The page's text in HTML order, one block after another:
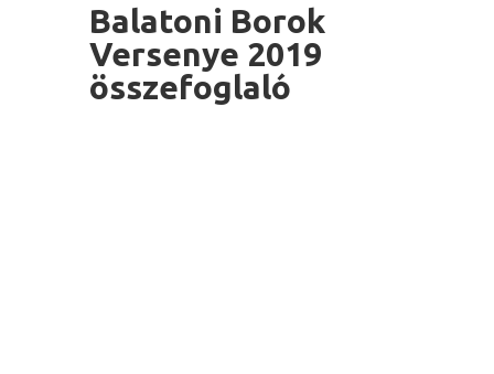
Balatoni Borok
Versenye 2019
összefoglaló